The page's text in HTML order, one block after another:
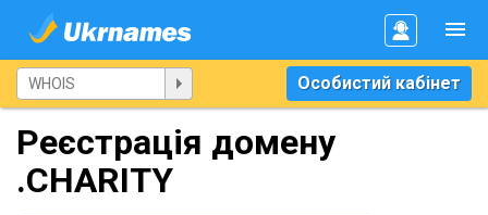
Особистий кабінет
Реєстрація домену
.CHARITY